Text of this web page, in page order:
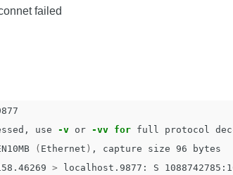
failed
use -v or -vv for full protocol
( Ethernet ) , capture size 96 bytes
> localhost.9877: S